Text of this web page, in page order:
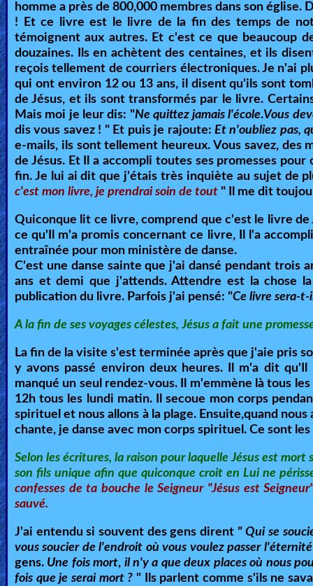
homme a près de 800,000 membres dans son
! Et ce livre est le livre de la fin des temps de
témoignent aux autres. Et c'est ce que beaucoup
douzaines. Ils en achètent des centaines, et ils
reçois tellement de courriers électroniques. Je n'ai
qui ont environ 12 ou 13 ans, il disent qu'ils sont
de Jésus, et ils sont transformés par le livre.
Mais moi je leur dis: "Ne quittez jamais l'école.Vous
dis vous savez ! " Et puis je rajoute: Et n'oubliez pas,
e-mails, ils sont tellement heureux. Vous savez,
de Jésus. Et Il a accompli toutes ses promesses
fin. Je lui ai dit que j'étais très inquiète au sujet de
c'est mon livre, je prendrai soin de tout " Il me dit
Quiconque lit ce livre, comprend que c'est le livre de
ce qu'Il m'a promis concernant ce livre, Il l'a
entraînée pour mon ministère de danse.
C'est une danse sainte que j'ai dansé pendant trois
ans et demi que j'attends. Attendre est la chose
publication du livre. Parfois j'ai pensé: "Ce livre sera-
A la fin de ses voyages célestes, Jésus a fait une
La fin de la visite s'est terminée après que j'aie pris
y avons passé environ deux heures. Il m'a dit
manqué un seul rendez-vous. Il m'emmène là tous
12h tous les lundi matin. Il secoue mon corps
spirituel et nous allons à la plage. Ensuite,quand
chante, je danse avec mon corps spirituel. Ce sont
Selon les écritures, la raison pour laquelle Jésus est mort
son fils unique afin que quiconque croit en Lui ne
confesses de ta bouche le Seigneur "Jésus est
sauvé.
J'ai entendu si souvent des gens dirent "Qui se
vous soucier de l'endroit où vous voulez passer
gens. Une fois mort, il n'y a que deux places où nous
fois que je serai mort ? " Ils parlent comme s'ils ne